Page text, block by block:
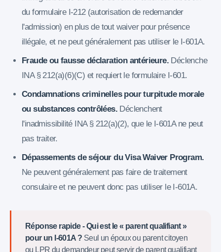
du formulaire I-212 (autorisation de redemander
l'admission) en plus de tout waiver pour présence
illégale, et ne peut généralement pas utiliser le I-601A.
Fraude ou fausse déclaration antérieure. Déclenche
INA § 212(a)(6)(C) et requiert le formulaire I-601.
Condamnations criminelles pour turpitude morale
ou substances contrôlées. Déclenchent
l'inadmissibilité INA § 212(a)(2), que le I-601A ne peut
pas traiter.
Dépassements de séjour du Visa Waiver Program.
Ne peuvent généralement pas faire de traitement
consulaire et ne peuvent donc pas utiliser le I-601A.
Réponse rapide - Qui est le « parent qualifiant »
pour un I-601A ? Seul un époux ou parent citoyen
ou LPR du demandeur peut servir de parent qualifiant